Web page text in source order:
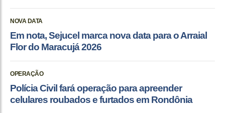
NOVA DATA
Em nota, Sejucel marca nova data para o Arraial
Flor do Maracujá 2026
OPERAÇÃO
Polícia Civil fará operação para apreender
celulares roubados e furtados em Rondônia